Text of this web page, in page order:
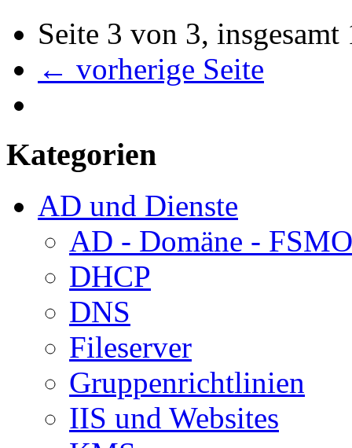
Seite 3 von 3, insgesamt
← vorherige Seite
Kategorien
AD und Dienste
AD - Domäne - FSMO
DHCP
DNS
Fileserver
Gruppenrichtlinien
IIS und Websites